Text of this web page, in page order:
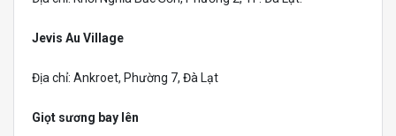
Jevis Au Village
Địa chỉ: Ankroet, Phường 7, Đà Lạt
Giọt sương bay lên